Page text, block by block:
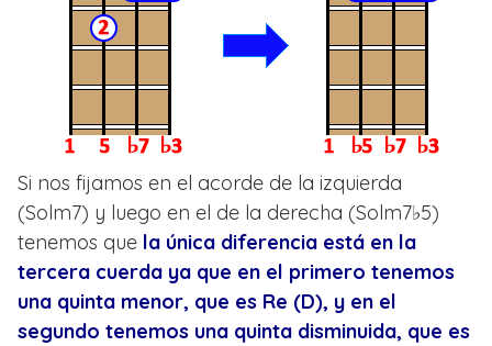
Si nos fijamos en el acorde de la izquierda
(Solm7) y luego en el de la derecha (Solm7♭5)
tenemos que la única diferencia está en la
tercera cuerda ya que en el primero tenemos
una quinta menor, que es Re (D), y en el
segundo tenemos una quinta disminuida, que es